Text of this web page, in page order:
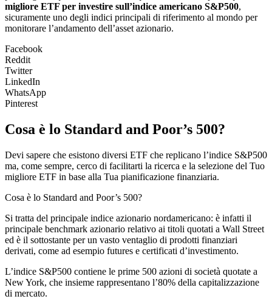
migliore ETF per investire sull’indice americano S&P500,
sicuramente uno degli indici principali di riferimento al mondo per
monitorare l’andamento dell’asset azionario.
Facebook
Reddit
Twitter
LinkedIn
WhatsApp
Pinterest
Cosa è lo Standard and Poor’s 500?
Devi sapere che esistono diversi ETF che replicano l’indice S&P500
ma, come sempre, cerco di facilitarti la ricerca e la selezione del Tuo
migliore ETF in base alla Tua pianificazione finanziaria.
Cosa è lo Standard and Poor’s 500?
Si tratta del principale indice azionario nordamericano: è infatti il
principale benchmark azionario relativo ai titoli quotati a Wall Street
ed è il sottostante per un vasto ventaglio di prodotti finanziari
derivati, come ad esempio futures e certificati d’investimento.
L’indice S&P500 contiene le prime 500 azioni di società quotate a
New York, che insieme rappresentano l’80% della capitalizzazione
di mercato.